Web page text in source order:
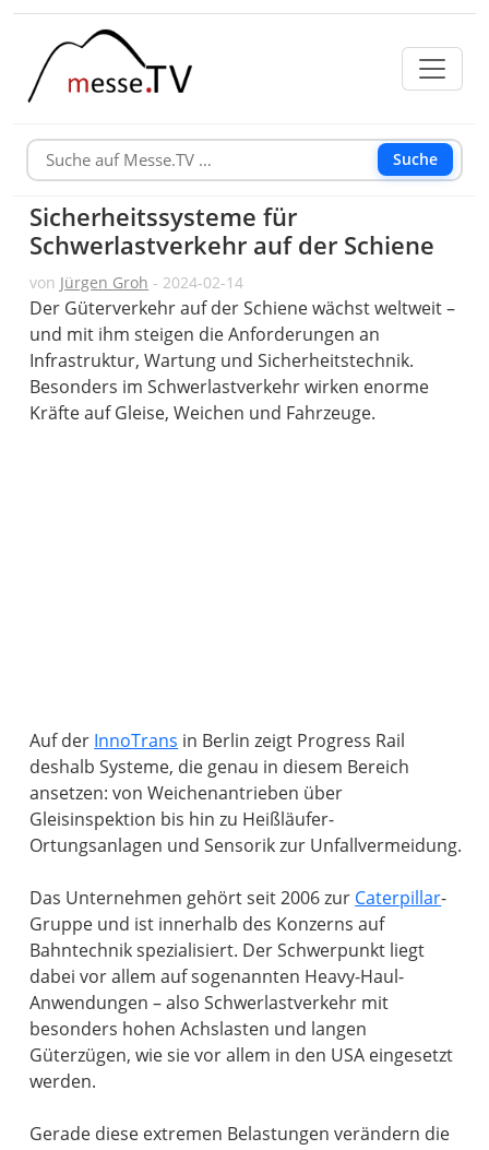
Suche
Sicherheitssysteme für
Schwerlastverkehr auf der Schiene
von Jürgen Groh - 2024-02-14
Der Güterverkehr auf der Schiene wächst weltweit –
und mit ihm steigen die Anforderungen an
Infrastruktur, Wartung und Sicherheitstechnik.
Besonders im Schwerlastverkehr wirken enorme
Kräfte auf Gleise, Weichen und Fahrzeuge.
Auf der InnoTrans in Berlin zeigt Progress Rail
deshalb Systeme, die genau in diesem Bereich
ansetzen: von Weichenantrieben über
Gleisinspektion bis hin zu Heißläufer-
Ortungsanlagen und Sensorik zur Unfallvermeidung.
Das Unternehmen gehört seit 2006 zur Caterpillar-
Gruppe und ist innerhalb des Konzerns auf
Bahntechnik spezialisiert. Der Schwerpunkt liegt
dabei vor allem auf sogenannten Heavy-Haul-
Anwendungen – also Schwerlastverkehr mit
besonders hohen Achslasten und langen
Güterzügen, wie sie vor allem in den USA eingesetzt
werden.
Gerade diese extremen Belastungen verändern die